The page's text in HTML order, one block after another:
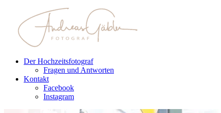
Der Hochzeitsfotograf
Fragen und Antworten
Kontakt
Facebook
Instagram